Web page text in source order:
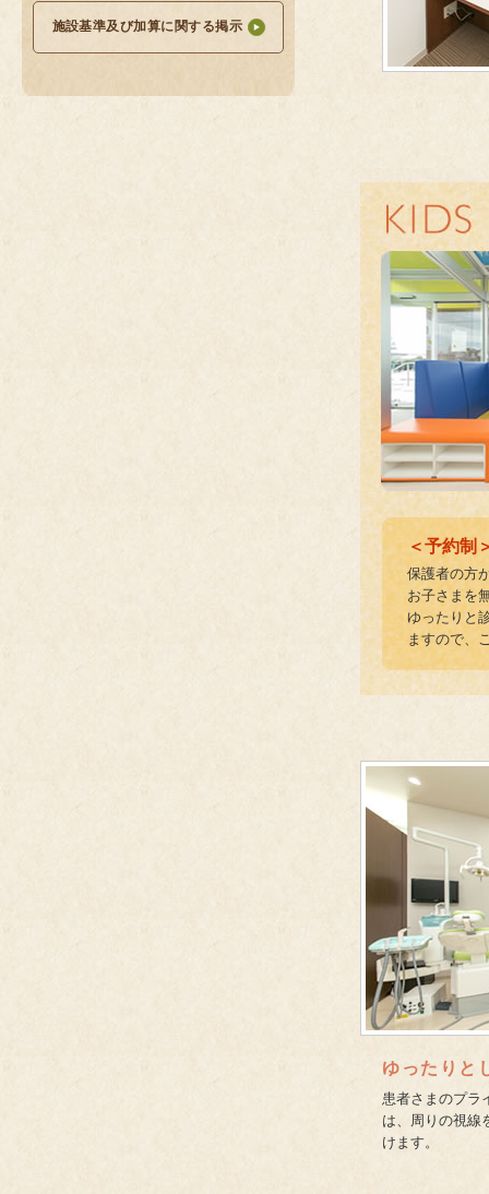
＜予約制
保護者の方
お子さまを
ゆったりと
ますので、
ゆったりと
患者さまのプラ
は、周りの視線
けます。
施設基準及び加算に関する掲示